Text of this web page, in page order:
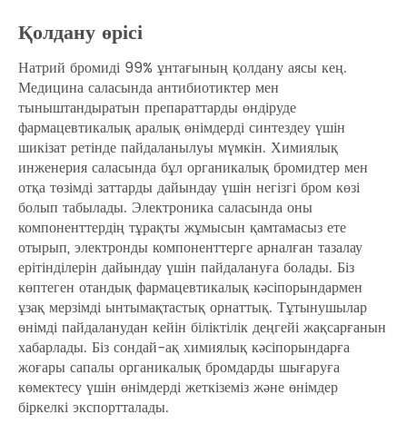
Қолдану өрісі
Натрий бромиді 99% ұнтағының қолдану аясы кең.
Медицина саласында антибиотиктер мен
тыныштандыратын препараттарды өндіруде
фармацевтикалық аралық өнімдерді синтездеу үшін
шикізат ретінде пайдаланылуы мүмкін. Химиялық
инженерия саласында бұл органикалық бромидтер мен
отқа төзімді заттарды дайындау үшін негізгі бром көзі
болып табылады. Электроника саласында оны
компоненттердің тұрақты жұмысын қамтамасыз ете
отырып, электронды компоненттерге арналған тазалау
ерітінділерін дайындау үшін пайдалануға болады. Біз
көптеген отандық фармацевтикалық кәсіпорындармен
ұзақ мерзімді ынтымақтастық орнаттық. Тұтынушылар
өнімді пайдаланудан кейін біліктілік деңгейі жақсарғанын
хабарлады. Біз сондай-ақ химиялық кәсіпорындарға
жоғары сапалы органикалық бромдарды шығаруға
көмектесу үшін өнімдерді жеткіземіз және өнімдер
біркелкі экспортталады.